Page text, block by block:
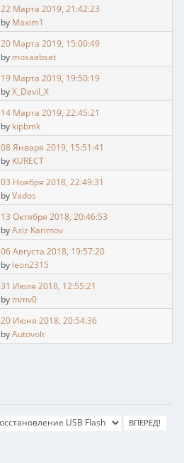
22 Марта 2019, 21:42:23
by Maxim1
20 Марта 2019, 15:00:49
by mosaabsat
19 Марта 2019, 19:50:19
byX_Devil_X
14 Марта 2019, 22:45:21
by kipbmk
08 Января 2019, 15:51:41
by KURECT
03 Ноября 2018, 22:49:31
byVados
13 Октября 2018, 20:46:53
byAziz Karimov
06 Августа 2018, 19:57:20
by leon2315
31 Июля 2018, 12:55:21
by mmv0
20 Июня 2018, 20:54:36
byAutovolt